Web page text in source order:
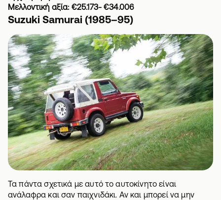
Μελλοντική αξία: €25.173- €34.006
Suzuki Samurai (1985–95)
Τα πάντα σχετικά με αυτό το αυτοκίνητο είναι
ανάλαφρα και σαν παιχνιδάκι. Αν και μπορεί να μην